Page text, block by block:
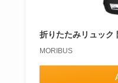
折りたたみリュック
MORIBUS